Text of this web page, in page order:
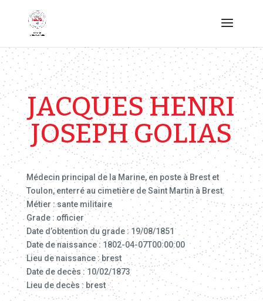
JACQUES HENRI
JOSEPH GOLIAS
Médecin principal de la Marine, en poste à Brest et
Toulon, enterré au cimetière de Saint Martin à Brest.
Métier : sante militaire
Grade : officier
Date d’obtention du grade : 19/08/1851
Date de naissance : 1802-04-07T00:00:00
Lieu de naissance : brest
Date de decès : 10/02/1873
Lieu de decès : brest